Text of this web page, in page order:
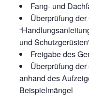
Fang- und
Überprüfung
und
Freigabe des
Überprüfung
anhand des
Beispielmängel